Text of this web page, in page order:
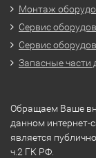
Монтаж
Сервис
Сервис
Запасные части
Обращаем Ваше
данном интернет-
является
ч.2 ГК РФ.